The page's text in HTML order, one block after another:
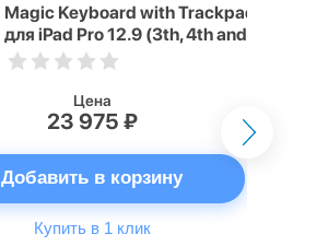
Magic Keyboard with Trackpad
для iPad Pro 12.9 (3th, 4th and
5th generation) русская,
Цена
23 975 ₽
Добавить в корзину
Купить в 1 клик